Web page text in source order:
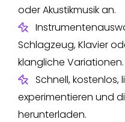
oder Akustikmusik an.
Schlagzeug, Klavier
klangliche Variationen.
Schnell, kostenlos,
experimentieren und
herunterladen.